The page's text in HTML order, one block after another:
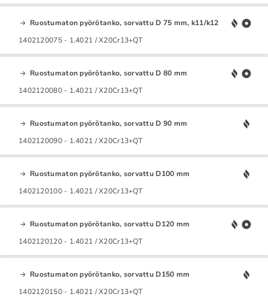
Ruostumaton pyörötanko, sorvattu D 75 mm, k11/k12
1402120075 - 1.4021 / X20Cr13+QT
Ruostumaton pyörötanko, sorvattu D 80 mm
1402120080 - 1.4021 / X20Cr13+QT
Ruostumaton pyörötanko, sorvattu D 90 mm
1402120090 - 1.4021 / X20Cr13+QT
Ruostumaton pyörötanko, sorvattu D100 mm
1402120100 - 1.4021 / X20Cr13+QT
Ruostumaton pyörötanko, sorvattu D120 mm
1402120120 - 1.4021 / X20Cr13+QT
Ruostumaton pyörötanko, sorvattu D150 mm
1402120150 - 1.4021 / X20Cr13+QT